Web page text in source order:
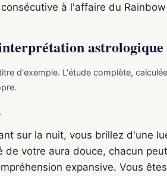
à l'affaire du Rainbow
astrologique
d'exemple. L'étude complète,
sur la nuit, vous brillez d'une
de votre aura douce, chacun
expansive. Vous